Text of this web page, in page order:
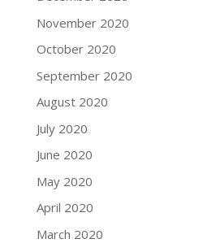
November 2020
October 2020
September 2020
August 2020
July 2020
June 2020
May 2020
April 2020
March 2020